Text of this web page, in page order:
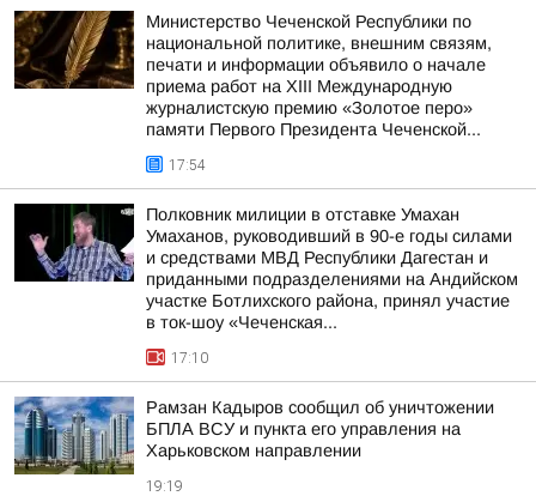
Министерство Чеченской Республики по
национальной политике, внешним связям,
печати и информации объявило о начале
приема работ на XIII Международную
журналистскую премию «Золотое перо»
памяти Первого Президента Чеченской...
17:54
Полковник милиции в отставке Умахан
Умаханов, руководивший в 90-е годы силами
и средствами МВД Республики Дагестан и
приданными подразделениями на Андийском
участке Ботлихского района, принял участие
в ток-шоу «Чеченская...
17:10
Рамзан Кадыров сообщил об уничтожении
БПЛА ВСУ и пункта его управления на
Харьковском направлении
19:19